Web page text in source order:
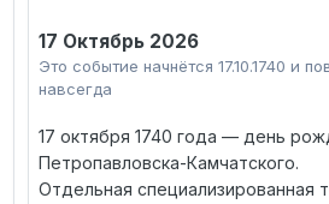
17 Октябрь 2026
Это событие начнётся 17.10.1740 и
навсегда
17 октября 1740 года — день
Петропавловска-Камчатского.
Отдельная специализированная